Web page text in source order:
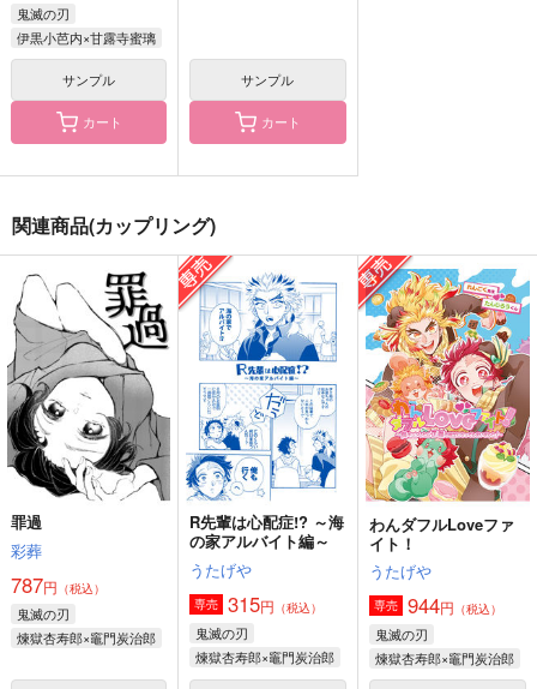
触れえぬ恋の話
煉獄杏寿郎×竈門炭治郎
作品詳細
片想いとかけまして
煉獄杏寿郎×竈門炭治郎
作品詳細 作品詳細
あなたとともに
い
許婚の君と埋み火の恋
うたげや
融点
NO GINGER
鬼滅の刃
伊黒小芭内×甘露寺蜜璃
サンプル
カート
サンプル
カート
関連商品(カップリング)
罪過
彩葬
787円 （税込）
鬼滅の刃
煉獄杏寿郎×竈門炭治郎
R先輩は心配症!? ～海
の家アルバイト編～
うたげや
専売 315円 （税込）
鬼滅の刃
煉獄杏寿郎×竈門炭治郎
わんダフルLoveファ
イト！
うたげや
専売 944円 （税込）
鬼滅の刃
煉獄杏寿郎×竈門炭治郎